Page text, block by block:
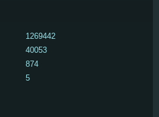
5
1269442
40053
874